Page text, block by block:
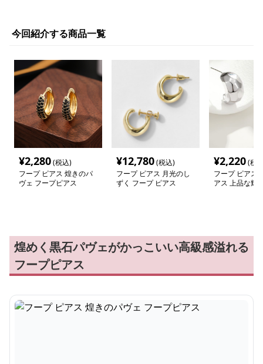
今回紹介する商品一覧
¥2,280(税込)
フープ ピアス 煌きのパ
ヴェ フープピアス
¥12,780(税込)
フープ ピアス 月光のし
ずく フープ ピアス
¥2,220(税
フープ ピアス
アス 上品な輝
煌めく黒石パヴェがかっこいい高級感溢れる
フープピアス